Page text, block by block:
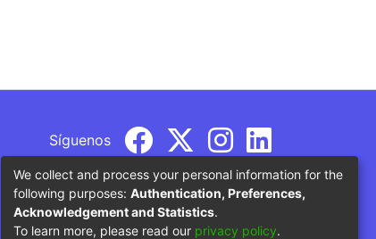
Síguenos
We collect and process your personal information for the
following purposes: Authentication, Preferences,
Acknowledgement and Statistics.
To learn more, please read our privacy policy.